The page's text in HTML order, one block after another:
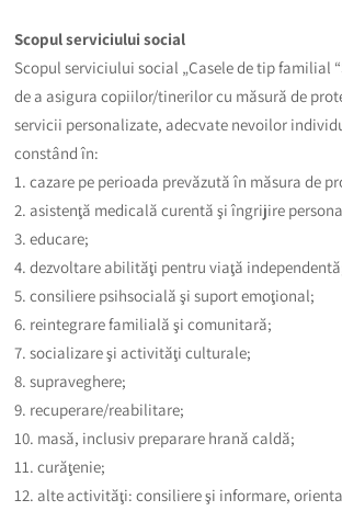
Scopul serviciului social
Scopul serviciului social „Casele de tip familial
de a asigura copiilor/tinerilor cu măsură de
servicii personalizate, adecvate nevoilor
constând în:
1. cazare pe perioada prevăzută în măsura de
2. asistenţă medicală curentă şi îngrijire
3. educare;
4. dezvoltare abilităţi pentru viaţă
5. consiliere psihsocială şi suport emoţional;
6. reintegrare familială şi comunitară;
7. socializare şi activităţi culturale;
8. supraveghere;
9. recuperare/reabilitare;
10. masă, inclusiv preparare hrană caldă;
11. curăţenie;
12. alte activităţi: consiliere şi informare,